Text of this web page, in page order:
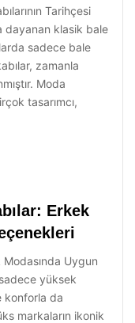
Tarihçesi
dayanan klasik bale
sadece bale
zamanla
Moda
tasarımcı,
Erkek
Uygun
yüksek
konforla da
markaların ikonik